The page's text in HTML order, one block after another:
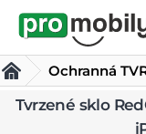
Ochranná
Tvrzené sklo